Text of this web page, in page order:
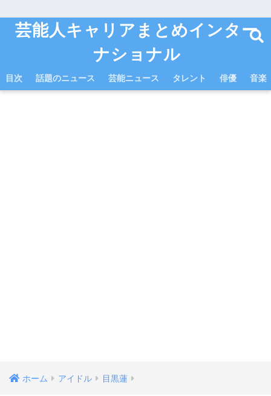
芸能人キャリアまとめインター
ナショナル
目次 話題のニュース 芸能ニュース タレント 俳優 音楽
ホーム アイドル 目黒蓮